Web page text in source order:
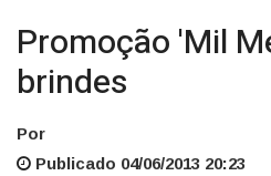
Promoção 'Mil
brindes
Por
Publicado 04/06/2013 20:23